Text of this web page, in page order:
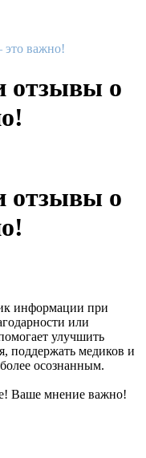
это важно!
отзывы о
отзывы о
информации при
или
улучшить
поддержать медиков и
осознанным.
Ваше мнение важно!